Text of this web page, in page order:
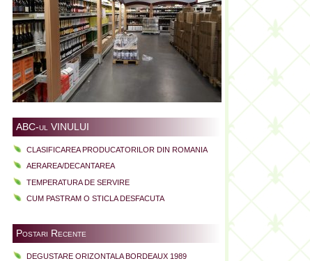
ABC-ul VINULUI
CLASIFICAREA PRODUCATORILOR DIN ROMANIA
AERAREA/DECANTAREA
TEMPERATURA DE SERVIRE
CUM PASTRAM O STICLA DESFACUTA
Postari Recente
DEGUSTARE ORIZONTALA BORDEAUX 1989